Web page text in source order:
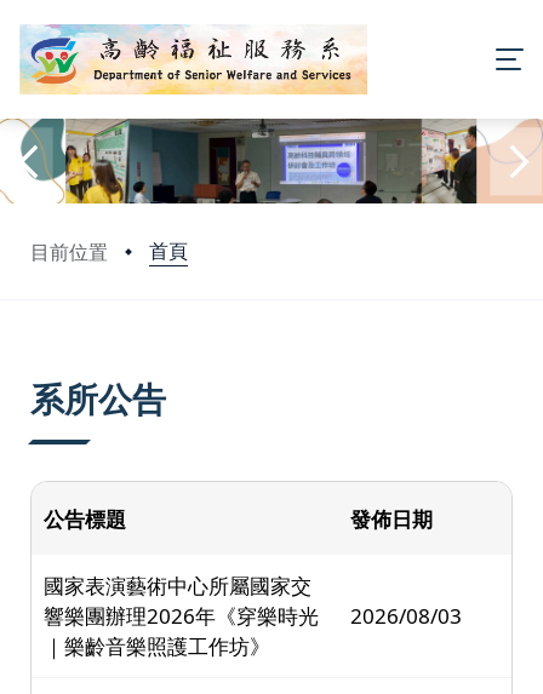
目前位置 首頁
系所公告
公告標題 發佈日期
國家表演藝術中心所屬國家交
響樂團辦理2026年《穿樂時光
｜樂齡音樂照護工作坊》
2026/08/03